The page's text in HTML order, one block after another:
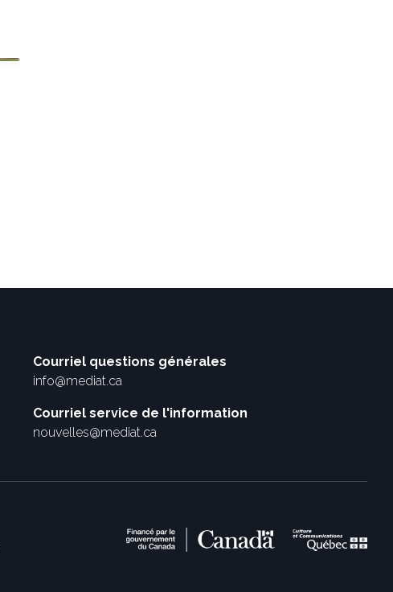
Courriel questions générales
info@mediat.ca
Courriel service de l'information
nouvelles@mediat.ca